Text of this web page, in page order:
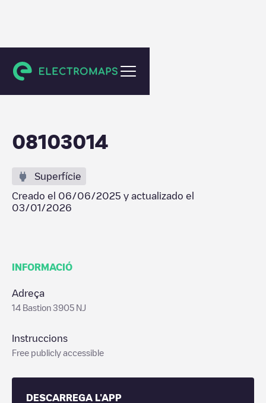
Veenendaal
08103014
Superfície
Creado el 06/06/2025 y actualizado el
03/01/2026
INFORMACIÓ
Adreça
14 Bastion 3905 NJ
Instruccions
Free publicly accessible
DESCARREGA L'APP